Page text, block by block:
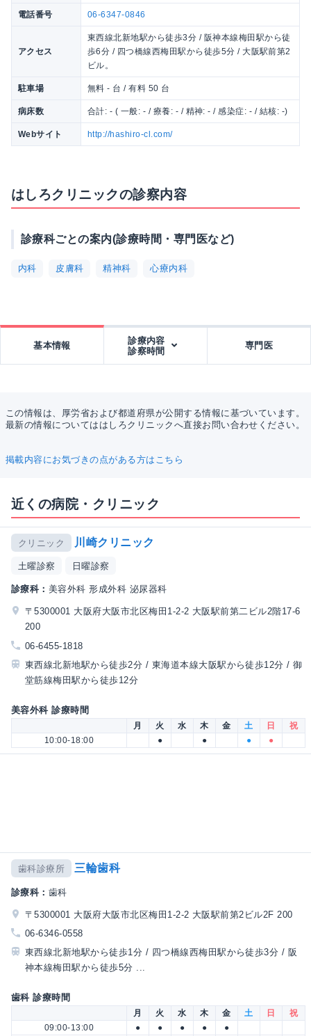
電話番号 06-6347-0846
アクセス
東西線北新地駅から徒歩3分 / 阪神本線梅田駅から徒
歩6分 / 四つ橋線西梅田駅から徒歩5分 / 大阪駅前第2
ビル。
駐車場 無料 - 台 / 有料 50 台
病床数 合計: - ( 一般: - / 療養: - / 精神: - / 感染症: - / 結核: -)
Webサイト http://hashiro-cl.com/
はしろクリニックの診察内容
診療科ごとの案内(診療時間・専門医など)
内科 皮膚科 精神科 心療内科
基本情報
診療内容
診察時間
専門医
この情報は、厚労省および都道府県が公開する情報に基づいています。
最新の情報についてははしろクリニックへ直接お問い合わせください。
掲載内容にお気づきの点がある方はこちら
近くの病院・クリニック
クリニック 川崎クリニック
土曜診察 日曜診察
診療科： 美容外科 形成外科 泌尿器科
〒5300001 大阪府大阪市北区梅田1-2-2 大阪駅前第二ビル2階17-6
200
06-6455-1818
東西線北新地駅から徒歩2分 / 東海道本線大阪駅から徒歩12分 / 御
堂筋線梅田駅から徒歩12分
美容外科 診療時間
月 火 水 木 金 土 日
祝
10:00-18:00
● ● ● ●
歯科診療所 三輪歯科
診療科： 歯科
〒5300001 大阪府大阪市北区梅田1-2-2 大阪駅前第2ビル2F 200
06-6346-0558
東西線北新地駅から徒歩1分 / 四つ橋線西梅田駅から徒歩3分 / 阪
神本線梅田駅から徒歩5分 ...
歯科 診療時間
月 火 水 木 金 土 日
祝
09:00-13:00
● ● ● ●
●